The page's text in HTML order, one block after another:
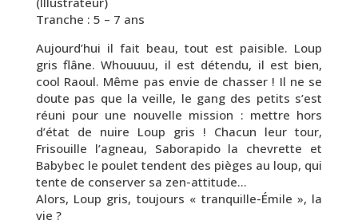
Tranche : 5 – 7 ans
Aujourd’hui il fait beau, tout est paisible. Loup
gris flâne. Whouuuu, il est détendu, il est bien,
cool Raoul. Même pas envie de chasser ! Il ne se
doute pas que la veille, le gang des petits s’est
réuni pour une nouvelle mission : mettre hors
d’état de nuire Loup gris ! Chacun leur tour,
Frisouille l’agneau, Saborapido la chevrette et
Babybec le poulet tendent des pièges au loup, qui
tente de conserver sa zen-attitude…
Alors, Loup gris, toujours « tranquille-Émile », la
vie ?